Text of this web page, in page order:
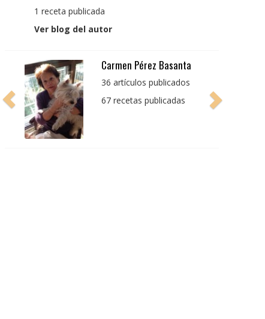
1 receta publicada
Ver blog del autor
Pedro Manuel Collado
Cruz
producto bien tratado